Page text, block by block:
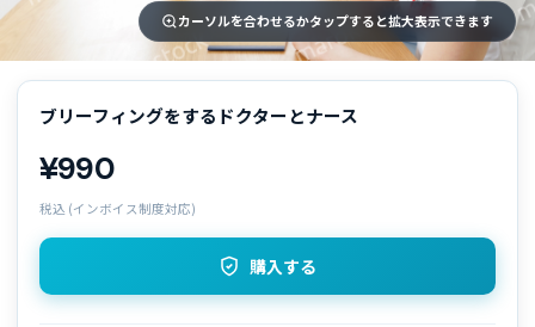
カーソルを合わせるかタップすると拡大表示できます
ブリーフィングをするドクターとナース
¥990
税込 (インボイス制度対応)
購入する